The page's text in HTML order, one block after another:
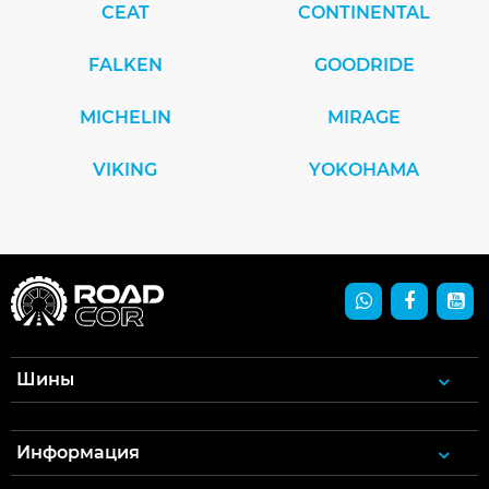
конструкции.
CEAT CONTINENTAL
FALKEN GOODRIDE
MICHELIN MIRAGE
VIKING YOKOHAMA
Шины
Информация